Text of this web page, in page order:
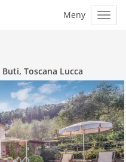
Buti, Toscana Lucca